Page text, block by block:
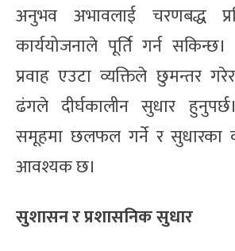
अनुभव अभावलाई चरणबद्ध
कार्ययोजनाले पूर्ति गर्न
प्रवाह एउटा व्यक्तिले छुमन्तर
ढंगले दीर्घकालीन सुधार
समूहमा छलफल गर्ने र सुधारका
आवश्यक छ।
सुशासन र प्रशासनिक सुधार